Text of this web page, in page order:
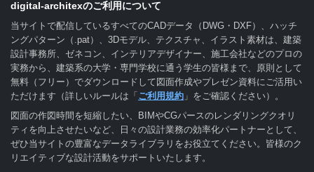
digital-architexのご利用について
当サイトで配信しているすべてのCADデータ（DWG・DXF）、ハッチ
ングパターン（.pat）、3Dモデル、テクスチャ、イラスト素材は、建築
設計事務所、ゼネコン、インテリアデザイナー、施工会社などのプロの
実務から、建築系の大学・専門学校に通う学生の皆様まで、原則として
無料（フリー）でダウンロードして図面作成やプレゼン資料にご活用い
ただけます（詳しいルールは「ご利用規約 」をご確認ください）。
図面の作図時間を短縮したい、BIMやCGパースのレンダリングクオリ
ティを向上させたいなど、日々の設計業務の効率化パートナーとして、
ぜひ当サイトの豊富なデータライブラリをお役立てください。皆様のク
リエイティブな設計活動をサポートいたします。